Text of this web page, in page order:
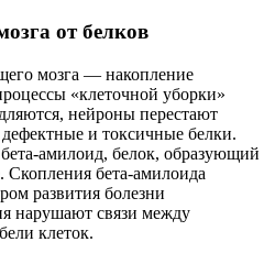
от белков
мозга — накопление
«клеточной уборки»
нейроны перестают
и токсичные белки.
амилоид, белок, образующий
Скопления бета-амилоида
развития болезни
нарушают связи между
клеток.